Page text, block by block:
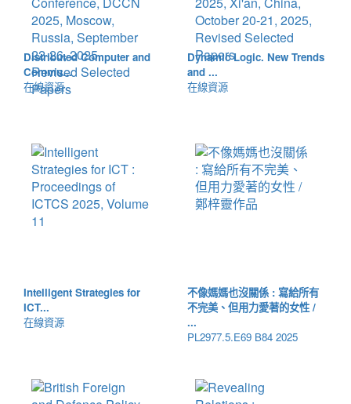
Distributed Computer and
Commu...
在線資源
Dynamic Logic. New Trends
and ...
在線資源
Intelligent Strategies for
ICT...
在線資源
不像媽媽也沒關係 : 寫給所有
不完美、但用力愛著的女性 /
...
PL2977.5.E69 B84 2025